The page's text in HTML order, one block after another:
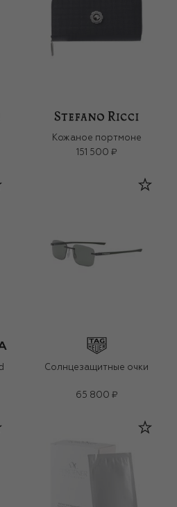
Кожаное портмоне
151 500 ₽
Солнцезащитные очки
65 800 ₽